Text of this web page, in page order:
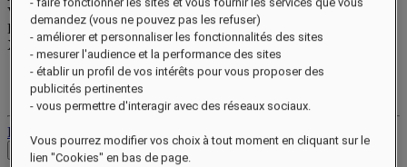
Valid until xx/xx/xxxx
Points de récompense
XXXpts
Votre compte fidélité
Vos réservations
Déconnexion
Voir les tarifs
- faire fonctionner les sites et vous fournir les services que vous
demandez (vous ne pouvez pas les refuser)
- améliorer et personnaliser les fonctionnalités des sites
- mesurer l'audience et la performance des sites
- établir un profil de vos intérêts pour vous proposer des
publicités pertinentes
- vous permettre d'interagir avec des réseaux sociaux.
Vous pourrez modifier vos choix à tout moment en cliquant sur le
lien "Cookies" en bas de page.